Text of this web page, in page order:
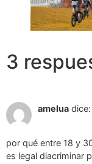
3
amelua dice:
por qué entre 18 y
es legal diacriminar